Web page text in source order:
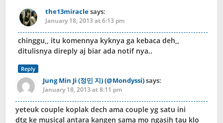
the13miraclesays:
January 18, 2013 at 6:13 pm
chinggu,, itu komennya kyknya ga kebaca deh,,
ditulisnya direply aj biar ada notif nya..
Reply
Jung Min Ji (정민 지) (@Mondyssi)says:
January 18, 2013 at 8:11 pm
yeteuk couple koplak dech ama couple yg satu ini
dtg ke musical antara kangen sama mo ngasih tau klo